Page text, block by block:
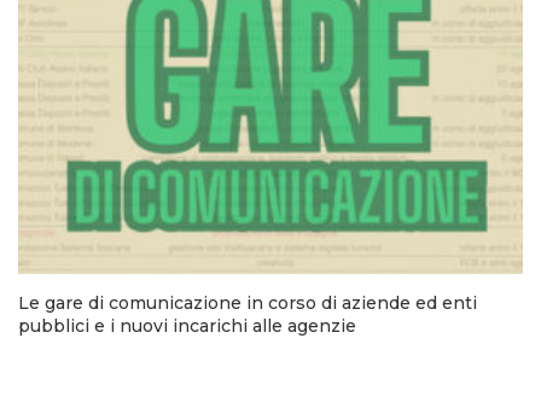
Le gare di comunicazione in corso di aziende ed enti
pubblici e i nuovi incarichi alle agenzie